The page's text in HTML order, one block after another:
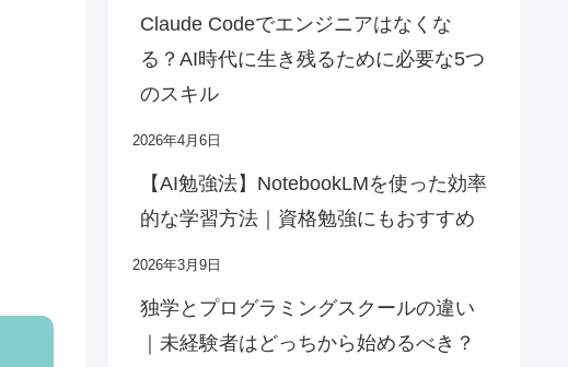
Claude Codeでエンジニアはなくな
る？AI時代に生き残るために必要な5つ
のスキル
2026年4月6日
【AI勉強法】NotebookLMを使った効率
的な学習方法｜資格勉強にもおすすめ
2026年3月9日
独学とプログラミングスクールの違い
｜未経験者はどっちから始めるべき？